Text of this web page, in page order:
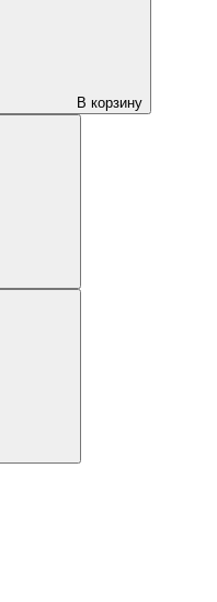
В корзину